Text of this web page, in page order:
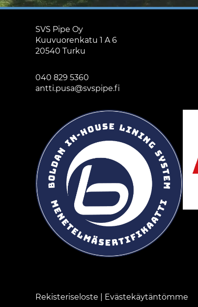
SVS Pipe Oy
Kuuvuorenkatu 1 A 6
20540 Turku
040 829 5360
antti.pusa@svspipe.fi
Rekisteriseloste Evästekäytäntömme